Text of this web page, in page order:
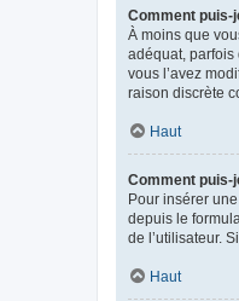
Comment puis-
À moins que
adéquat, parfois
vous l’avez
raison discrète
Haut
Comment puis-
Pour insérer
depuis le
de l’utilisateur.
Haut